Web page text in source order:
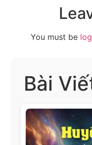
You must be
Bài